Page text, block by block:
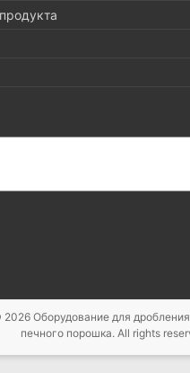
2026 Оборудование для
печного порошка. All rights